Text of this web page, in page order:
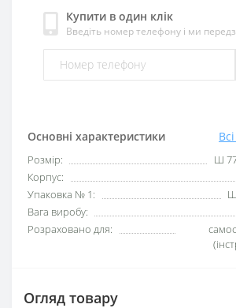
Основні характеристики
Розмір:
Ш
Корпус:
Упаковка № 1:
Ш
Вага виробу:
Розраховано для:
Купити в один клік
Введіть номер телефону і ми
Огляд товару